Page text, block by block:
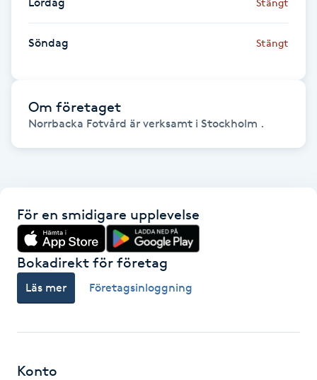
Föning
Gellack med förstärkning
Gravidmassage
Gravidyoga
Gruppträning
Gua Sha-massage
Söndag Stängt
Om företaget
Norrbacka Fotvård är verksamt i Stockholm .
För en smidigare upplevelse
Bokadirekt för företag
Läs mer Företagsinloggning
Konto